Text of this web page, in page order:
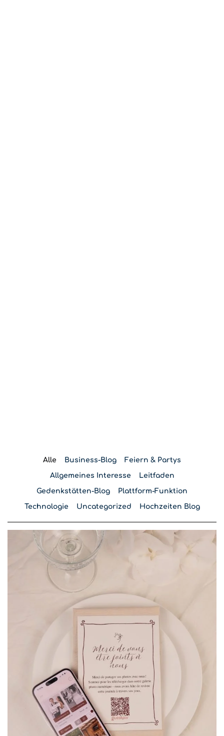
Business-Blog Feiern & Partys
Allgemeines Interesse Leitfaden
Gedenkstätten-Blog Plattform-Funktion
Technologie Uncategorized Hochzeiten Blog
Alle